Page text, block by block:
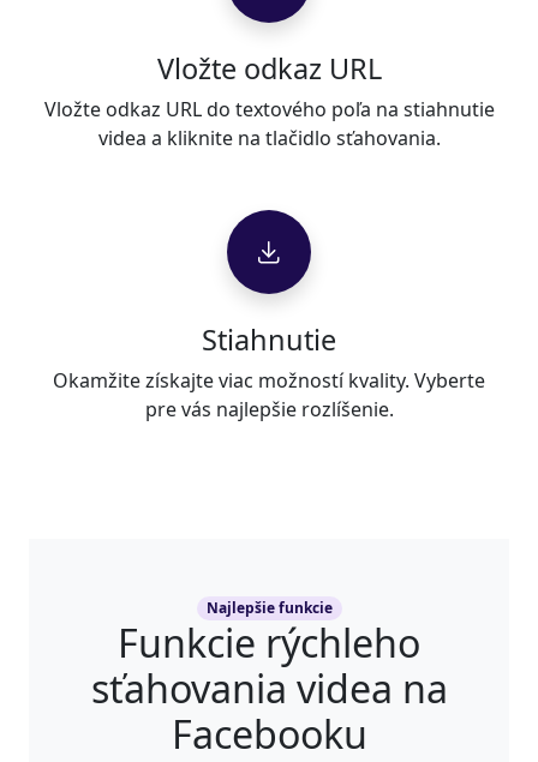
Vložte odkaz URL
Vložte odkaz URL do textového poľa na stiahnutie
videa a kliknite na tlačidlo sťahovania.
Stiahnutie
Okamžite získajte viac možností kvality. Vyberte
pre vás najlepšie rozlíšenie.
Najlepšie funkcie
Funkcie rýchleho
sťahovania videa na
Facebooku